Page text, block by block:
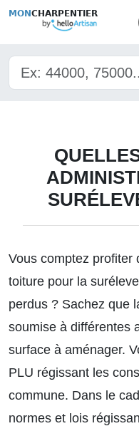
MON CHARPENTIER
Vous comptez profiter
toiture pour la
perdus ? Sachez que
soumise à différentes
surface à aménager.
PLU régissant les
commune. Dans le
normes et lois